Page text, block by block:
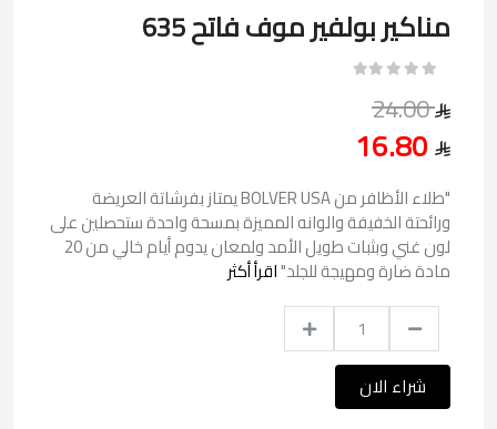
مناكير بولفير موف فاتح 635
24.00
"طلاء الأظافر من BOLVER USA يمتاز بفرشاتة العريضة
ورائحتة الخفيفة والوانه المميزة بمسحة واحدة ستحصلين على
لون غني وبثبات طويل الأمد ولمعان يدوم أيام خالي من 20
مادة ضارة ومهيجة للجلد"اقرأ أكثر
شراء الان